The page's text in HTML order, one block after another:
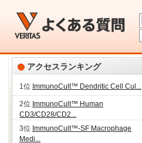
アクセスランキング
1位 ImmunoCult™ Dendritic Cell Cul...
2位 ImmunoCult™ Human
CD3/CD28/CD2...
3位 ImmunoCult™-SF Macrophage
Medi...